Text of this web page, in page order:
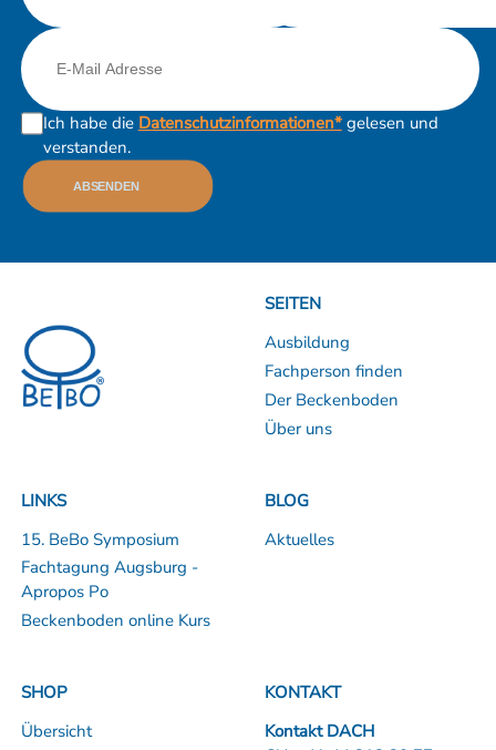
Ich habe die Datenschutzinformationen*gelesen und
verstanden.
ABSENDEN
SEITEN
Ausbildung
Fachperson finden
Der Beckenboden
Über uns
LINKS
15. BeBo Symposium
Fachtagung Augsburg -
Apropos Po
Beckenboden online Kurs
BLOG
Aktuelles
SHOP
Übersicht
KONTAKT
Kontakt DACH